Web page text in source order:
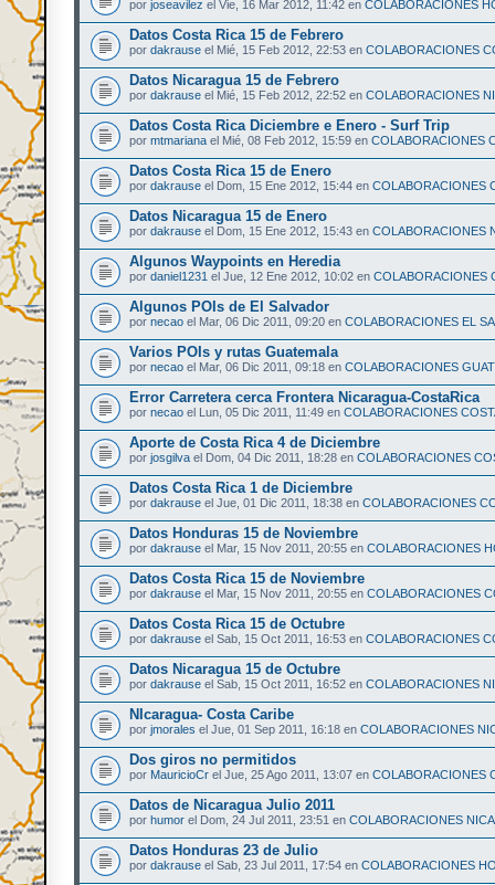
por joseavilez el Vie, 16 Mar 2012, 11:42 en COLABORACIONES
Datos Costa Rica 15 de Febrero
por dakrause el Mié, 15 Feb 2012, 22:53 en COLABORACIONES
Datos Nicaragua 15 de Febrero
por dakrause el Mié, 15 Feb 2012, 22:52 en COLABORACIONES
Datos Costa Rica Diciembre e Enero - Surf Trip
por mtmariana el Mié, 08 Feb 2012, 15:59 en COLABORACIONES
Datos Costa Rica 15 de Enero
por dakrause el Dom, 15 Ene 2012, 15:44 en COLABORACIONES
Datos Nicaragua 15 de Enero
por dakrause el Dom, 15 Ene 2012, 15:43 en COLABORACIONES
Algunos Waypoints en Heredia
por daniel1231 el Jue, 12 Ene 2012, 10:02 en COLABORACIONES
Algunos POIs de El Salvador
por necao el Mar, 06 Dic 2011, 09:20 en COLABORACIONES EL
Varios POIs y rutas Guatemala
por necao el Mar, 06 Dic 2011, 09:18 en COLABORACIONES
Error Carretera cerca Frontera Nicaragua-CostaRica
por necao el Lun, 05 Dic 2011, 11:49 en COLABORACIONES
Aporte de Costa Rica 4 de Diciembre
por josgilva el Dom, 04 Dic 2011, 18:28 en COLABORACIONES
Datos Costa Rica 1 de Diciembre
por dakrause el Jue, 01 Dic 2011, 18:38 en COLABORACIONES
Datos Honduras 15 de Noviembre
por dakrause el Mar, 15 Nov 2011, 20:55 en COLABORACIONES
Datos Costa Rica 15 de Noviembre
por dakrause el Mar, 15 Nov 2011, 20:55 en COLABORACIONES
Datos Costa Rica 15 de Octubre
por dakrause el Sab, 15 Oct 2011, 16:53 en COLABORACIONES
Datos Nicaragua 15 de Octubre
por dakrause el Sab, 15 Oct 2011, 16:52 en COLABORACIONES
NIcaragua- Costa Caribe
por jmorales el Jue, 01 Sep 2011, 16:18 en COLABORACIONES
Dos giros no permitidos
por MauricioCr el Jue, 25 Ago 2011, 13:07 en COLABORACIONES
Datos de Nicaragua Julio 2011
por humor el Dom, 24 Jul 2011, 23:51 en COLABORACIONES
Datos Honduras 23 de Julio
por dakrause el Sab, 23 Jul 2011, 17:54 en COLABORACIONES